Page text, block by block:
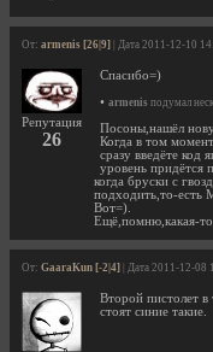
От: armenis [26|9] | Дата 2011-12-10
Репутация
26
Спасибо=)
• armenis подумал
Посоны,нашёл
Когда в том
сразу введёте код
уровень придётся
когда бруски с
подходить,то-есть
Вот=).
Ещё,помню,какая-то
От: GaaraKun [-2|4] | Дата 2011-12-08
Второй пистолет
стоят синие такие.